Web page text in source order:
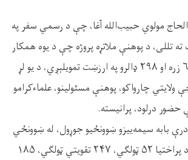
مولوي حبیب‌الله آغا، چې د رسمي سفر په
تللی، د پوهنې ملاتړه پروژه چې د یوه همکار
بنسټ له لوري د ۶۶۶ زره او ۲۹۸ ډالرو په ارزښت تمویلېږي، د یو لړ
چارواکو، پوهنې مسئولینو، علماءکرامو
حضور درلود، پرانیسته.
بابه سیمه‌ییزو ښوونځیو جوړول، له ښوونځي
څخه مخکې زده‌کړو د پراختیا ۵۲ ټولګي، ۲۴۷ تقویتي ټولګي، ۱۸۵